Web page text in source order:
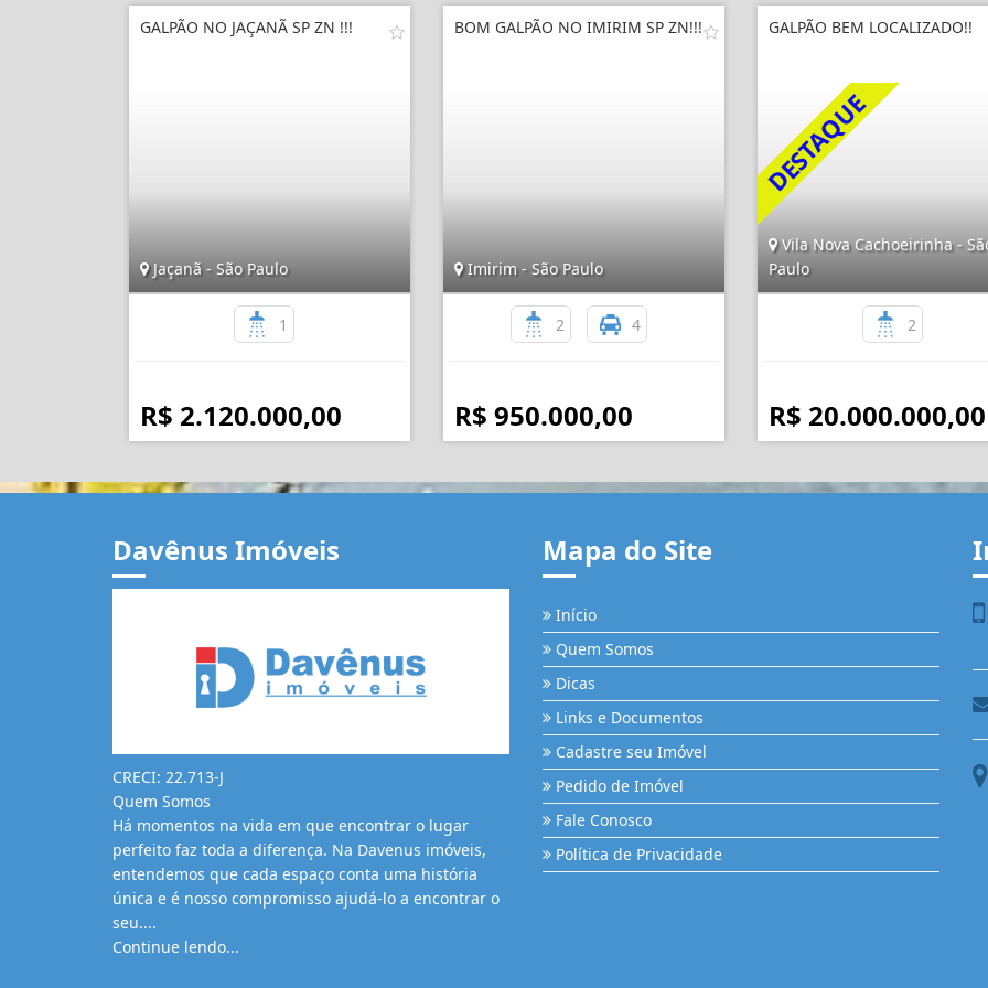
GALPÃO NO JAÇANÃ SP ZN !!!
Jaçanã - São Paulo
1
R$ 2.120.000,00
BOM GALPÃO NO IMIRIM SP ZN!!!
Imirim - São Paulo
2 4
R$ 950.000,00
GALPÃO BEM LOCALIZADO!!
Vila Nova Cachoeirinha -
Paulo
2
R$ 20.000.000,00
Davênus Imóveis
CRECI: 22.713-J
Quem Somos
Há momentos na vida em que encontrar o lugar
perfeito faz toda a diferença. Na Davenus imóveis,
entendemos que cada espaço conta uma história
única e é nosso compromisso ajudá-lo a encontrar o
seu....
Continue lendo...
Mapa do Site
Início
Quem Somos
Dicas
Links e Documentos
Cadastre seu Imóvel
Pedido de Imóvel
Fale Conosco
Política de Privacidade